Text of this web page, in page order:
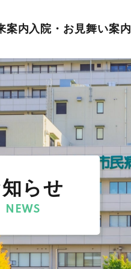
案内入院・お見舞い案内
らせ
NEWS